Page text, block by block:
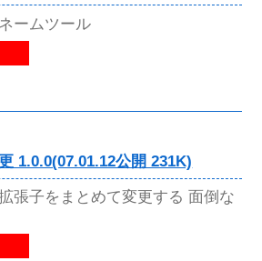
ームツール
1.0.0(07.01.12公開 231K)
張子をまとめて変更する 面倒な